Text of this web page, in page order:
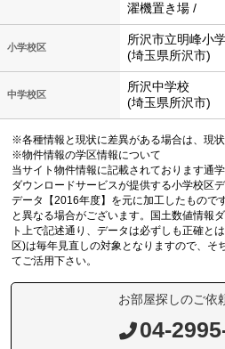
濯機置き場 /
小学校区
所沢市立明峰小
(埼玉県所沢市)
中学校区
所沢中学校
(埼玉県所沢市)
※各種情報と現状に差異がある場合は、現状
※物件情報の学区情報について
当サイト物件情報に記載されております通
ダウンロードサービスが提供する小学校区
データ【2016年度】を元に加工したもので
と異なる場合がございます。国土数値情報
ト上で記述通り、データは必ずしも正確と
区)は毎年見直しの対象となりますので、そ
てご活用下さい。
お部屋探しのご依
04-